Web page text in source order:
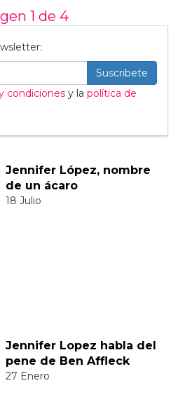
1 de 4
Suscribete
condiciones y la política de
Jennifer López, nombre
de un ácaro
18 Julio
Jennifer Lopez habla del
pene de Ben Affleck
27 Enero